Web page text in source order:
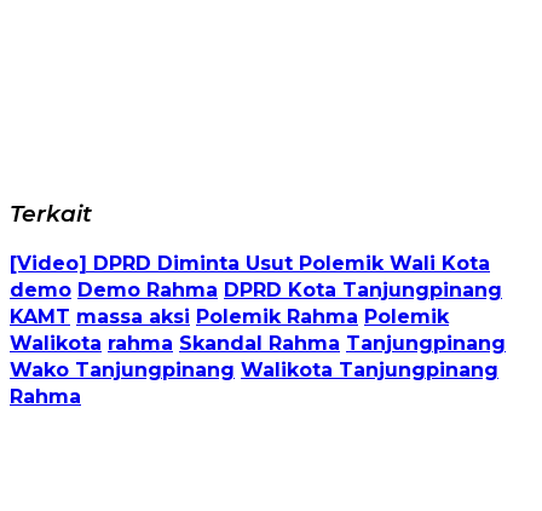
Terkait
[Video] DPRD Diminta Usut Polemik Wali Kota
demo Demo Rahma DPRD Kota Tanjungpinang
KAMT massa aksi Polemik Rahma Polemik
Walikota rahma Skandal Rahma Tanjungpinang
Wako Tanjungpinang Walikota Tanjungpinang
Rahma